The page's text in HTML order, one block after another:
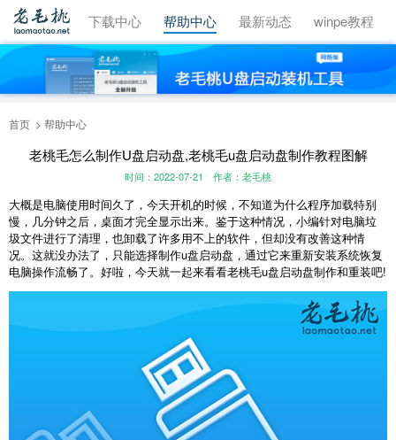
视频教程 下载中心 帮助中心 最新动态 winpe教程
首页 帮助中心
老桃毛怎么制作U盘启动盘,老桃毛u盘启动盘制作教程图解
时间：2022-07-21 作者：老毛桃
大概是电脑使用时间久了，今天开机的时候，不知道为什么程序加载特别
慢，几分钟之后，桌面才完全显示出来。鉴于这种情况，小编针对电脑垃
圾文件进行了清理，也卸载了许多用不上的软件，但却没有改善这种情
况。这就没办法了，只能选择制作u盘启动盘，通过它来重新安装系统恢复
电脑操作流畅了。好啦，今天就一起来看看老桃毛u盘启动盘制作和重装吧!